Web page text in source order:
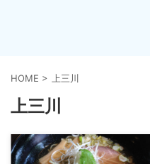
HOME > 上三川
上三川